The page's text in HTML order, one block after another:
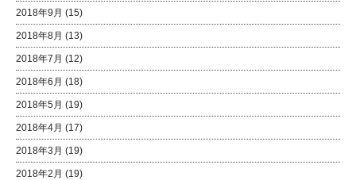
2018年9月 (15)
2018年8月 (13)
2018年7月 (12)
2018年6月 (18)
2018年5月 (19)
2018年4月 (17)
2018年3月 (19)
2018年2月 (19)